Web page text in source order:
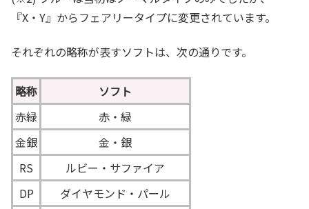
『X・Y』からフェアリータイプに変更されています。
それぞれの略称が表すソフトは、次の通りです。
略称
ソフト
赤緑
赤・緑
金銀
金・銀
RS
ルビー・サファイア
DP
ダイヤモンド・パール